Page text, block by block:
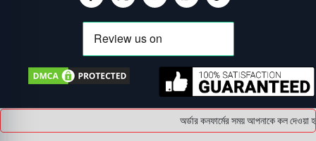
অর্ডার কনফার্মের সময় আপনাকে কল